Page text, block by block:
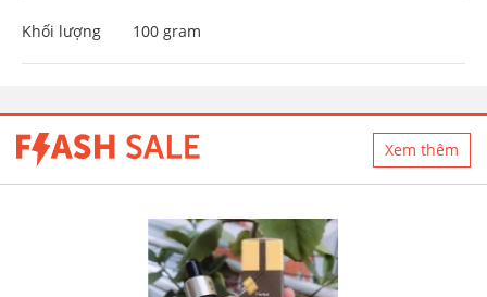
Khối lượng 100 gram
Xem thêm